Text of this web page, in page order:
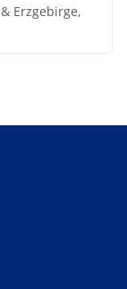
Erzgebirge,